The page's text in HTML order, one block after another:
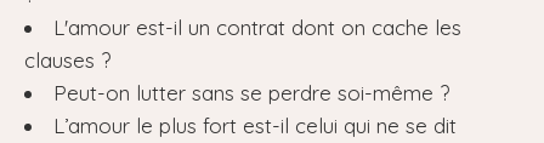
L'amour est-il un contrat dont on cache les
clauses ?
Peut-on lutter sans se perdre soi-même ?
L’amour le plus fort est-il celui qui ne se dit